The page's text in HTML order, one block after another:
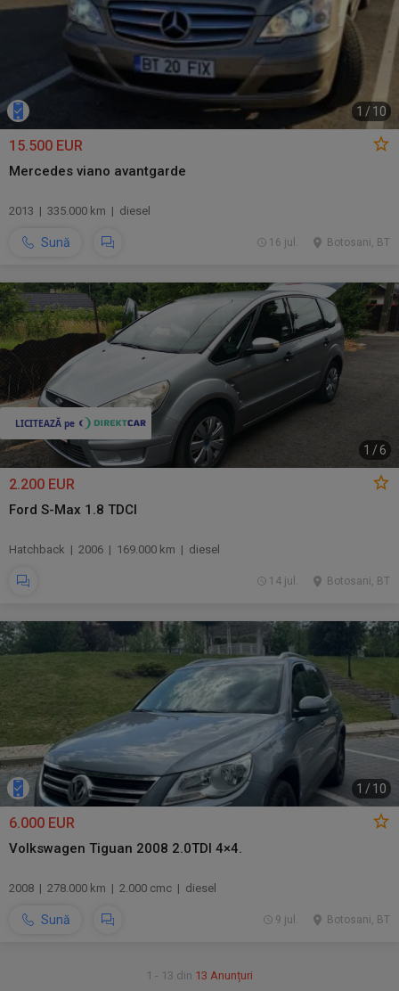
1 / 10
15.500 EUR
Mercedes viano avantgarde
2013 | 335.000 km | diesel
Sună Botosani, BT
16 jul.
1 /6
2.200 EUR
Ford S-Max 1.8 TDCI
Hatchback | 2006 | 169.000 km | diesel
Botosani, BT
14 jul.
1 / 10
6.000 EUR
Volkswagen Tiguan 2008 2.0TDI 4×4.
2008 | 278.000 km | 2.000 cmc | diesel
Sună Botosani, BT
9 jul.
1 - 13 din 13 Anunțuri